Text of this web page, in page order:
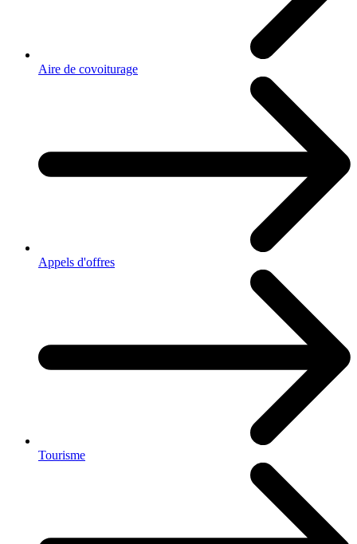
Aire de covoiturage
Appels d'offres
Tourisme